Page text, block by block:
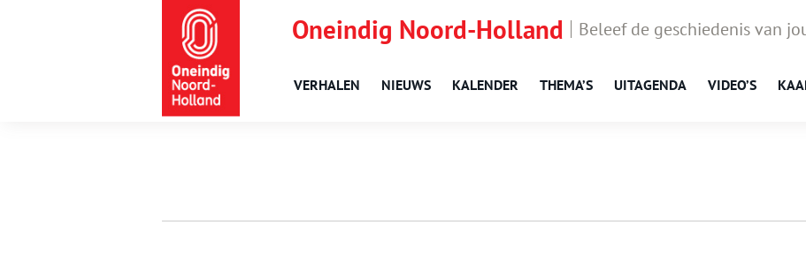
Oneindig Noord-Holland Beleef de geschiedenis van
VERHALEN NIEUWS KALENDER THEMA’S UITAGENDA VIDEO’S